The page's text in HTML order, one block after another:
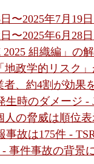
〜2025年7月19日
〜2025年6月28日
組織編」の
地政学的リスク
者、約4割が効果
時のダメージ -
人の脅威は順位
事故は175件 -
事件事故の背景